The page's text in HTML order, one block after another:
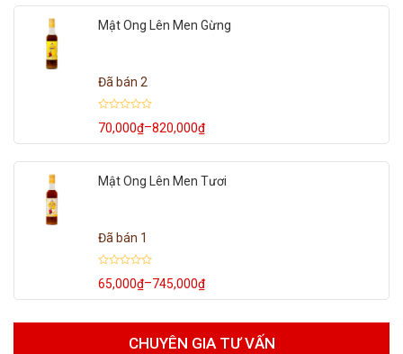
5
sao
đến
Mật Ong Lên Men Gừng
Đã bán 2
xếp
hạng
5
sao
70,000₫–820,000₫
Khoảng
giá:
đến
Mật Ong Lên Men Tươi
Đã bán 1
xếp
hạng
65,000₫–745,000₫
Khoảng
giá:
65,000₫
CHUYÊN GIA TƯ VẤN